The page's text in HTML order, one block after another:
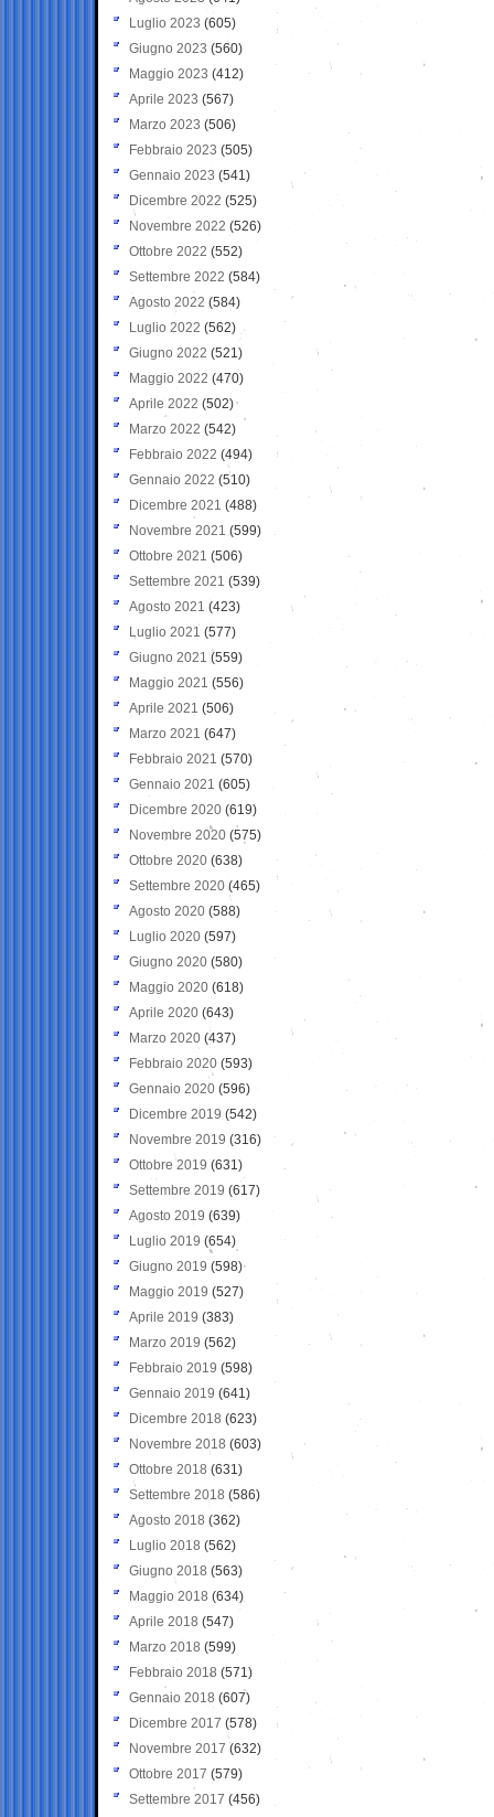
Luglio 2023 (605)
Giugno 2023 (560)
Maggio 2023 (412)
Aprile 2023 (567)
Marzo 2023 (506)
Febbraio 2023 (505)
Gennaio 2023 (541)
Dicembre 2022 (525)
Novembre 2022 (526)
Ottobre 2022 (552)
Settembre 2022 (584)
Agosto 2022 (584)
Luglio 2022 (562)
Giugno 2022 (521)
Maggio 2022 (470)
Aprile 2022 (502)
Marzo 2022 (542)
Febbraio 2022 (494)
Gennaio 2022 (510)
Dicembre 2021 (488)
Novembre 2021 (599)
Ottobre 2021 (506)
Settembre 2021 (539)
Agosto 2021 (423)
Luglio 2021 (577)
Giugno 2021(559)
Maggio 2021 (556)
Aprile 2021 (506)
Marzo 2021 (647)
Febbraio 2021 (570)
Gennaio 2021 (605)
Dicembre 2020 (619)
Novembre 2020 (575)
Ottobre 2020 (638)
Settembre 2020(465)
Agosto 2020 (588)
Luglio 2020 (597)
Giugno 2020 (580)
Maggio 2020 (618)
Aprile 2020 (643)
Marzo 2020 (437)
Febbraio 2020 (593)
Gennaio 2020 (596)
Dicembre 2019 (542)
Novembre 2019 (316)
Ottobre 2019 (631)
Settembre 2019 (617)
Agosto 2019 (639)
Luglio 2019 (654)
Giugno 2019 (598)
Maggio 2019 (527)
Aprile 2019 (383)
Marzo 2019 (562)
Febbraio 2019 (598)
Gennaio 2019 (641)
Dicembre 2018 (623)
Novembre 2018 (603)
Ottobre 2018 (631)
Settembre 2018 (586)
Agosto 2018 (362)
Luglio 2018 (562)
Giugno 2018 (563)
Maggio 2018 (634)
Aprile 2018 (547)
Marzo 2018 (599)
Febbraio 2018 (571)
Gennaio 2018 (607)
Dicembre 2017 (578)
Novembre 2017 (632)
Ottobre 2017 (579)
Settembre 2017 (456)